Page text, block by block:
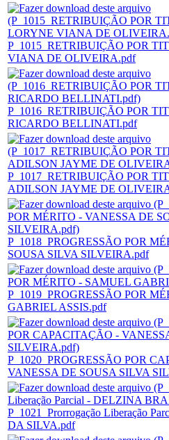
P_1015_RETRIBUIÇÃO POR
VIANA DE OLIVEIRA.pdf
P_1016_RETRIBUIÇÃO POR
RICARDO BELLINATI.pdf
P_1017_RETRIBUIÇÃO POR
ADILSON JAYME DE
P_1018_PROGRESSÃO POR
SOUSA SILVA SILVEIRA.pdf
P_1019_PROGRESSÃO POR
GABRIEL ASSIS.pdf
P_1020_PROGRESSÃO POR
VANESSA DE SOUSA SILVA
P_1021_Prorrogação Liberação
DA SILVA.pdf